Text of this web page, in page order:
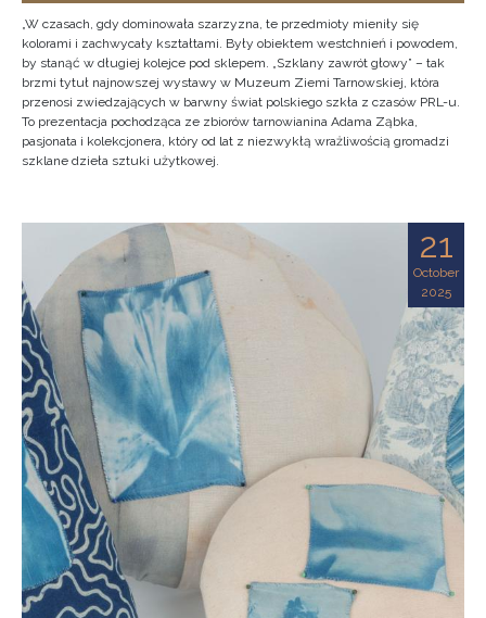
„W czasach, gdy dominowała szarzyzna, te przedmioty mieniły się
kolorami i zachwycały kształtami. Były obiektem westchnień i powodem,
by stanąć w długiej kolejce pod sklepem. „Szklany zawrót głowy” – tak
brzmi tytuł najnowszej wystawy w Muzeum Ziemi Tarnowskiej, która
przenosi zwiedzających w barwny świat polskiego szkła z czasów PRL-u.
To prezentacja pochodząca ze zbiorów tarnowianina Adama Ząbka,
pasjonata i kolekcjonera, który od lat z niezwykłą wrażliwością gromadzi
szklane dzieła sztuki użytkowej.
21
October
2025